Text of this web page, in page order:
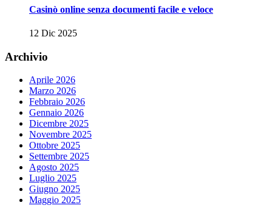
Casinò online senza documenti facile e veloce
12 Dic 2025
Archivio
Aprile 2026
Marzo 2026
Febbraio 2026
Gennaio 2026
Dicembre 2025
Novembre 2025
Ottobre 2025
Settembre 2025
Agosto 2025
Luglio 2025
Giugno 2025
Maggio 2025